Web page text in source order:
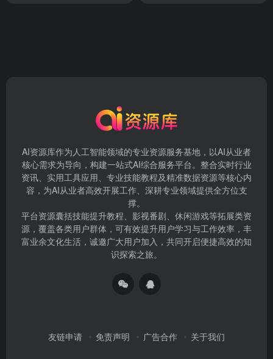
AI资源库作为人工智能领域的专业资源服务基地，以AI从业者
核心需求为导向，构建一站式AI综合服务平台。整合实时行业
资讯、实用工具应用、专业技能教程及精准数据资源等核心内
容，为AI从业者高效开展工作、深耕专业领域提供全方位支
撑。
平台资源囊括技能提升教程、影视番剧、休闲游戏等拓展类资
源，覆盖各类用户群体，可有效提升用户学习与工作效率，丰
富业余文化生活，诚邀广大用户加入，共同开启便捷高效的知
识探索之旅。
友链申请 免责声明 广告合作 关于我们